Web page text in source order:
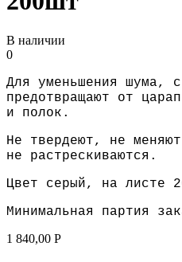
В наличии
0
Для уменьшения шума,
предотвращают от
и полок.
Не твердеют, не
не растрескиваются.
Цвет серый, на листе
Минимальная партия
1 840,00 Р